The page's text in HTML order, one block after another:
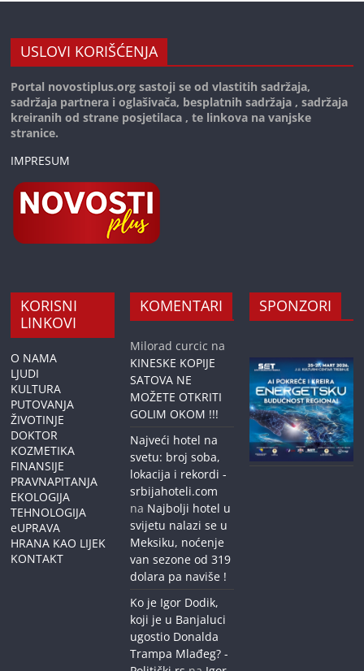
USLOVI KORIŠĆENJA
Portal novostiplus.org sastoji se od vlastitih sadržaja,
sadržaja partnera i oglašivača, besplatnih sadržaja , sadržaja
kreiranih od strane posjetilaca , te linkova na vanjske
stranice.
IMPRESUM
KORISNI
LINKOVI
O NAMA
LJUDI
KULTURA
PUTOVANJA
ŽIVOTINJE
DOKTOR
KOZMETIKA
FINANSIJE
PRAVNAPITANJA
EKOLOGIJA
TEHNOLOGIJA
eUPRAVA
HRANA KAO LIJEK
KONTAKT
KOMENTARI
Milorad curcic na
KINESKE KOPIJE
SATOVA NE
MOŽETE OTKRITI
GOLIM OKOM !!!
Najveći hotel na
svetu: broj soba,
lokacija i rekordi -
srbijahoteli.com
na Najbolji hotel u
svijetu nalazi se u
Meksiku, noćenje
van sezone od 319
dolara pa naviše !
Ko je Igor Dodik,
koji je u Banjaluci
ugostio Donalda
Trampa Mlađeg? -
SPONZORI